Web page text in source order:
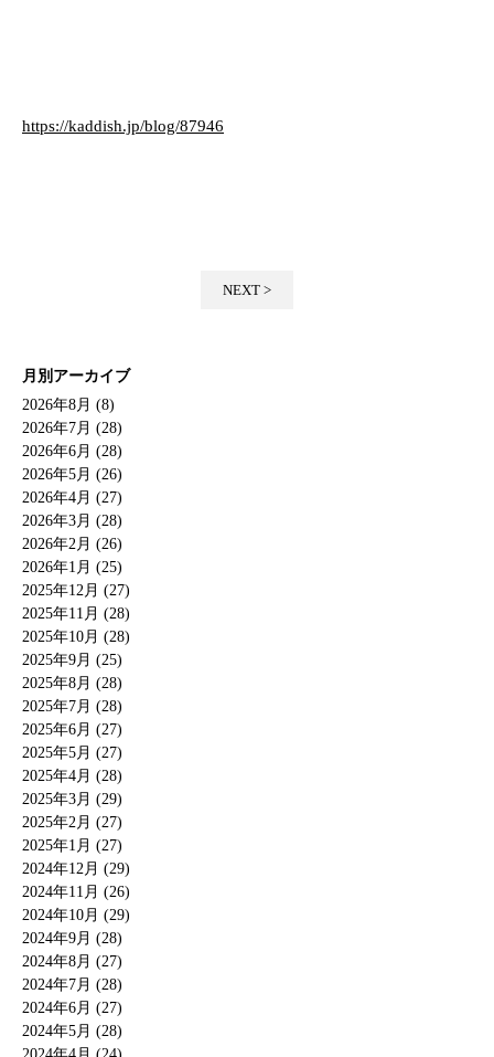
https://kaddish.jp/blog/87946
NEXT >
月別アーカイブ
2026年8月 (8)
2026年7月 (28)
2026年6月 (28)
2026年5月 (26)
2026年4月 (27)
2026年3月 (28)
2026年2月 (26)
2026年1月 (25)
2025年12月 (27)
2025年11月 (28)
2025年10月 (28)
2025年9月 (25)
2025年8月 (28)
2025年7月 (28)
2025年6月 (27)
2025年5月 (27)
2025年4月 (28)
2025年3月 (29)
2025年2月 (27)
2025年1月 (27)
2024年12月 (29)
2024年11月 (26)
2024年10月 (29)
2024年9月 (28)
2024年8月 (27)
2024年7月 (28)
2024年6月 (27)
2024年5月 (28)